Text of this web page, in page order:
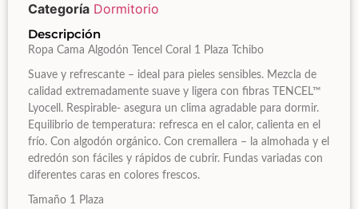
Categoría Dormitorio
Descripción
Ropa Cama Algodón Tencel Coral 1 Plaza Tchibo
Suave y refrescante – ideal para pieles sensibles. Mezcla de
calidad extremadamente suave y ligera con fibras TENCEL™
Lyocell. Respirable- asegura un clima agradable para dormir.
Equilibrio de temperatura: refresca en el calor, calienta en el
frío. Con algodón orgánico. Con cremallera – la almohada y el
edredón son fáciles y rápidos de cubrir. Fundas variadas con
diferentes caras en colores frescos.
Tamaño 1 Plaza